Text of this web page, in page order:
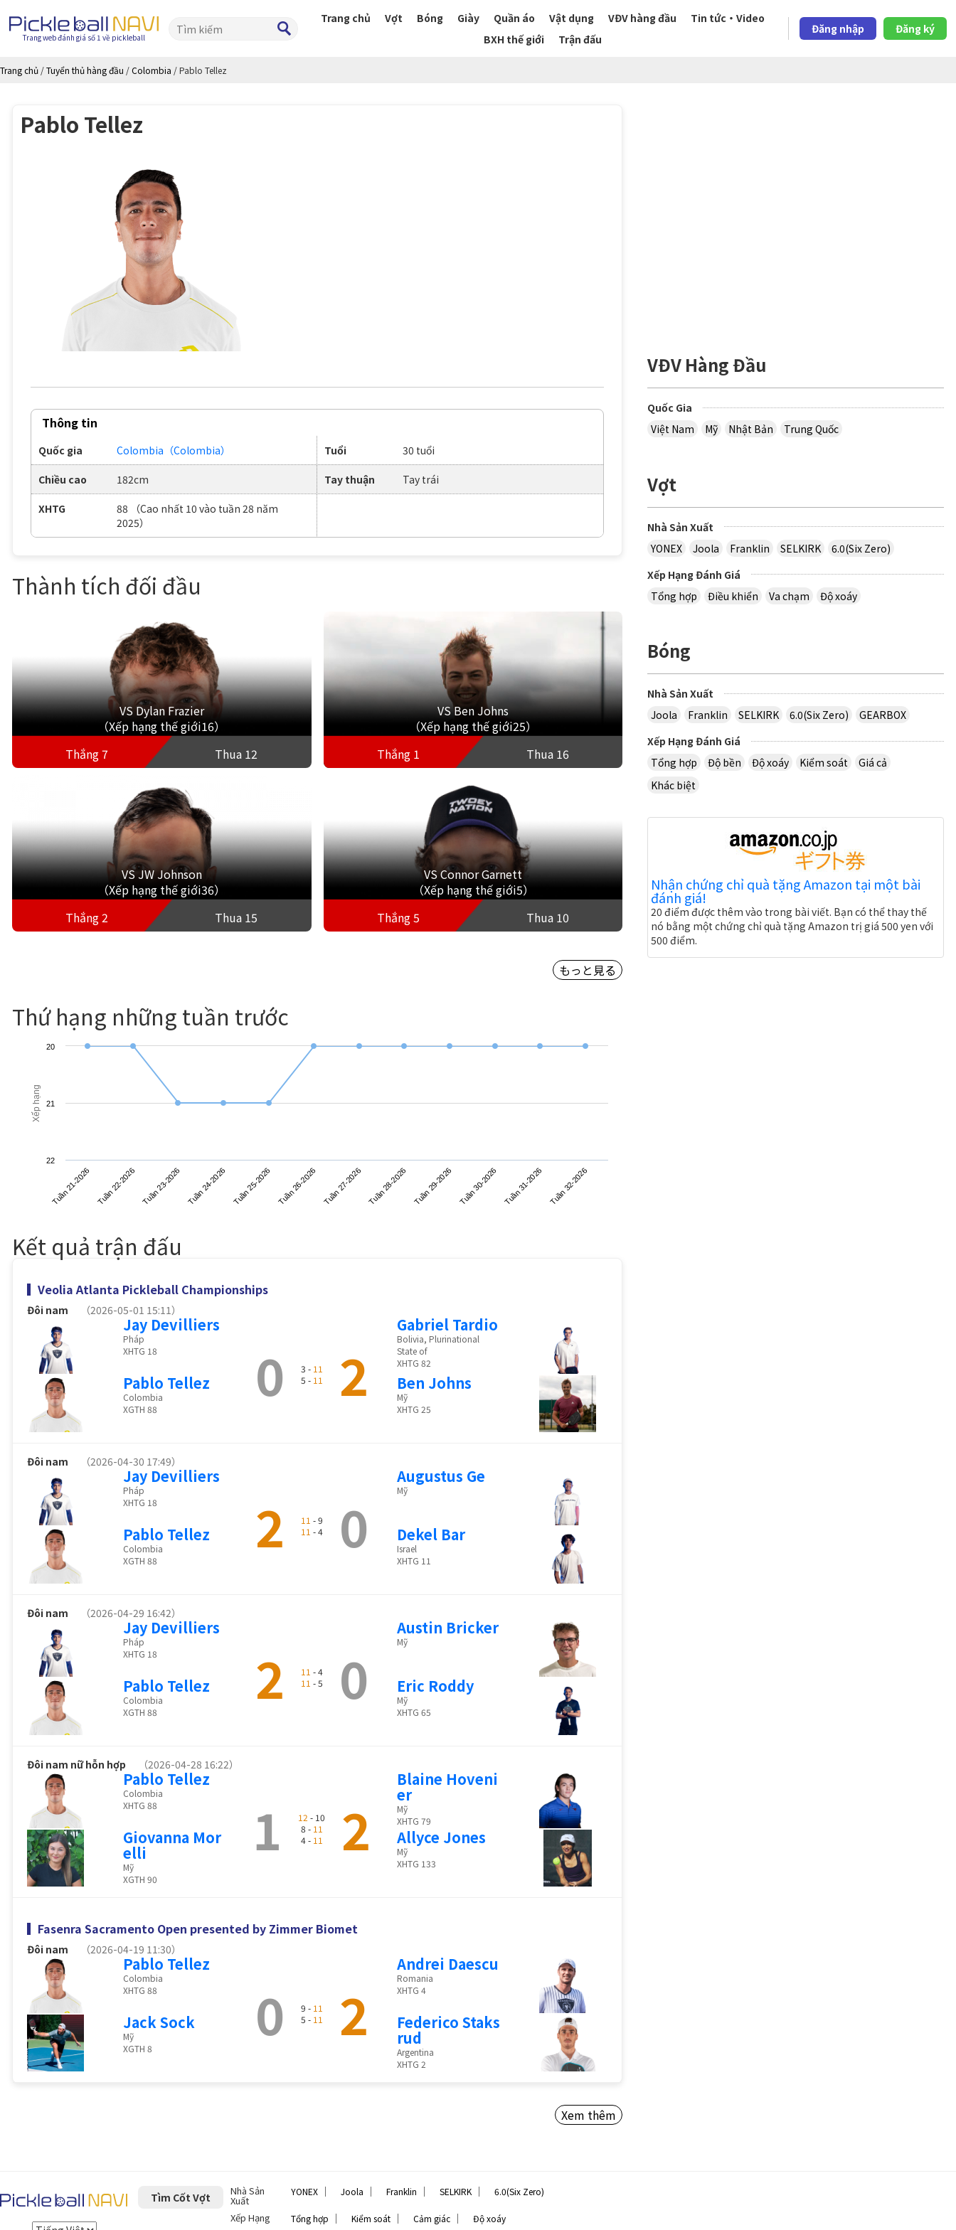
Trang web đánh giá số 1 về pickleball
Trang chủ Vợt Bóng Giày Quần áo Vật dụng VĐV hàng đầu
Tin tức・Video
BXH thế giới
Trận đấu
Đăng nhập Đăng ký
Trang chủ /Tuyển thủ hàng đầu /Colombia /Pablo Tellez
Pablo Tellez
Thông tin
Quốc gia Colombia（Colombia） Tuổi 30 tuổi
Chiều cao 182cm Tay thuận Tay trái
XHTG
88 （Cao nhất 10 vào tuần 28 năm
2025）
Thành tích đối đầu
VS Dylan Frazier
（Xếp hạng thế giới16）
Thắng 7
Thua 12
VS Ben Johns
（Xếp hạng thế giới25）
Thắng 1
Thua 16
VS JW Johnson
（Xếp hạng thế giới36）
Thắng 2
Thua 15
VS Connor Garnett
（Xếp hạng thế giới5）
Thắng 5
Thua 10
もっと見る
Thứ hạng những tuần trước
Xếp hạng
Tuần 21-2026 Tuần 22-2026 Tuần 23-2026 Tuần 24-2026 Tuần 25-2026 Tuần 26-2026 Tuần 27-2026 Tuần 28-2026 Tuần 29-2026 Tuần 30-2026 Tuần 31-2026 Tuần 32-2026
20
21
22
Kết quả trận đấu
Veolia Atlanta Pickleball Championships
Đôi nam （2026-05-01 15:11）
Jay Devilliers
Pháp
XHTG 18
Pablo Tellez
Colombia
XGTH 88
0 3 - 11
5 - 11 2
Gabriel Tardio
Bolivia, Plurinational
State of
XHTG 82
Ben Johns
Mỹ
XHTG 25
Đôi nam （2026-04-30 17:49）
Jay Devilliers
Pháp
XHTG 18
Pablo Tellez
Colombia
XGTH 88
2 11 - 9
11 - 4 0
Augustus Ge
Mỹ
Dekel Bar
Israel
XHTG 11
Đôi nam （2026-04-29 16:42）
Jay Devilliers
Pháp
XHTG 18
Pablo Tellez
Colombia
XGTH 88
2 11 - 4
11 - 5 0
Austin Bricker
Mỹ
Eric Roddy
Mỹ
XHTG 65
Đôi nam nữ hỗn hợp （2026-04-28 16:22）
Pablo Tellez
Colombia
XHTG 88
Giovanna Mor
elli
Mỹ
XGTH 90
1 12 - 10
8 - 11
4 - 11 2
Blaine Hoveni
er
Mỹ
XHTG 79
Allyce Jones
Mỹ
XHTG 133
Fasenra Sacramento Open presented by Zimmer Biomet
Đôi nam （2026-04-19 11:30）
Pablo Tellez
Colombia
XHTG 88
Jack Sock
Mỹ
XGTH 8
0 9 - 11
5 - 11 2
Andrei Daescu
Romania
XHTG 4
Federico Staks
rud
Argentina
XHTG 2
Xem thêm
VĐV Hàng Đầu
Quốc Gia
Việt Nam
Mỹ Nhật Bản Trung Quốc
Vợt
Nhà Sản Xuất
YONEX
Joola Franklin SELKIRK
6.0(Six Zero)
Xếp Hạng Đánh Giá
Tổng hợp
Điều khiển Va chạm Độ xoáy
Bóng
Nhà Sản Xuất
Joola
Franklin SELKIRK 6.0(Six Zero)
GEARBOX
Xếp Hạng Đánh Giá
Tổng hợp
Độ bền Độ xoáy Kiểm soát
Giá cả
Khác biệt
Nhận chứng chỉ quà tặng Amazon tại một bài
đánh giá!
20 điểm được thêm vào trong bài viết. Bạn có thể thay thế
nó bằng một chứng chỉ quà tặng Amazon trị giá 500 yen với
500 điểm.
Tìm Cốt Vợt Nhà Sản
Xuất
YONEX ｜ Joola ｜ Franklin ｜ SELKIRK｜ 6.0(Six Zero)
Xếp Hạng Tổng hợp ｜ Kiểm soát ｜ Cảm giác ｜ Độ xoáy